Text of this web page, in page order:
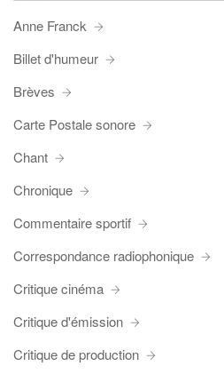
Anne Franck
Billet d'humeur
Brèves
Carte Postale sonore
Chant
Chronique
Commentaire sportif
Correspondance radiophonique
Critique cinéma
Critique d'émission
Critique de production